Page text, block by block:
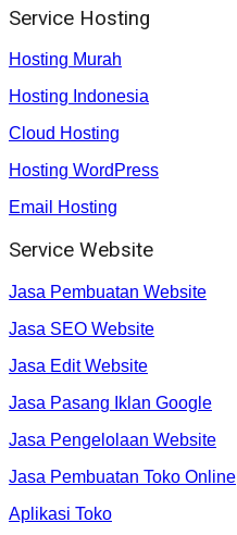
Service Hosting
Hosting Murah
Hosting Indonesia
Cloud Hosting
Hosting WordPress
Email Hosting
Service Website
Jasa Pembuatan Website
Jasa SEO Website
Jasa Edit Website
Jasa Pasang Iklan Google
Jasa Pengelolaan Website
Jasa Pembuatan Toko Online
Aplikasi Toko